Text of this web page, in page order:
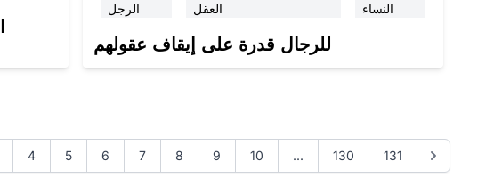
الرجل
العقل
النساء
للرجال قدرة على إيقاف عقولهم
4 5 6 7 8 9 10 ... 130 131